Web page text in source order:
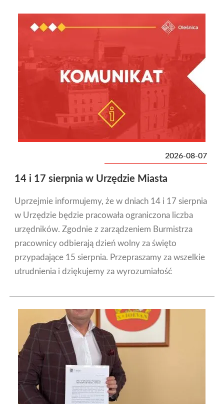
2026-08-07
14 i 17 sierpnia w Urzędzie Miasta
Uprzejmie informujemy, że w dniach 14 i 17 sierpnia
w Urzędzie będzie pracowała ograniczona liczba
urzędników. Zgodnie z zarządzeniem Burmistrza
pracownicy odbierają dzień wolny za święto
przypadające 15 sierpnia. Przepraszamy za wszelkie
utrudnienia i dziękujemy za wyrozumiałość